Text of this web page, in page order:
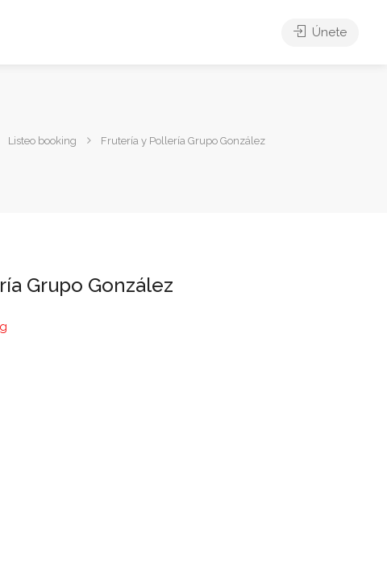
Únete
Listeo booking Frutería y Pollería Grupo González
Grupo González